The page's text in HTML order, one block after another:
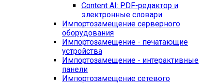
Content AI: PDF-редактор и
электронные словари
Импортозамещение серверного
оборудования
Импортозамещение - печатающие
устройства
Импортозамещение - интерактивные
панели
Импортозамещение сетевого